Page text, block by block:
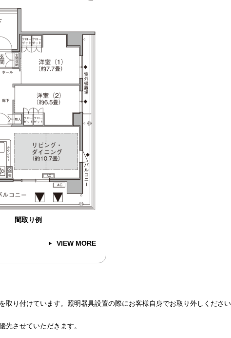
間取り例
VIEW MORE
取り付けています。照明器具設置の際にお客様自身でお取り外しくださ
させていただきます。